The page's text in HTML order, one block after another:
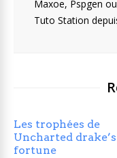
Maxoe, Pspgen
Tuto Station
Les trophées de
Uncharted drake’s
fortune